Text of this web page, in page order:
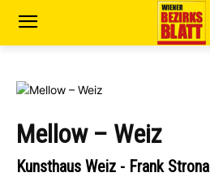
Mellow – Weiz
Kunsthaus Weiz - Frank